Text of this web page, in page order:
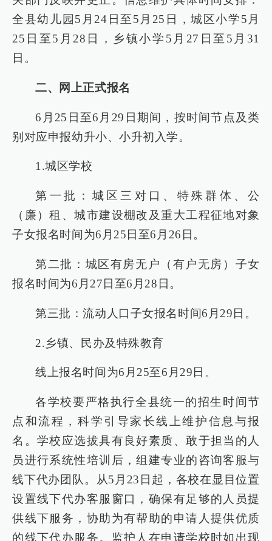
全县幼儿园5月24日至5月25日，城区小学5月
25日至5月28日，乡镇小学5月27日至5月31
日。
二、网上正式报名
6月25日至6月29日期间，按时间节点及类
别对应申报幼升小、小升初入学。
1.城区学校
第一批：城区三对口、特殊群体、公
（廉）租、城市建设棚改及重大工程征地对象
子女报名时间为6月25日至6月26日。
第二批：城区有房无户（有户无房）子女
报名时间为6月27日至6月28日。
第三批：流动人口子女报名时间6月29日。
2.乡镇、民办及特殊教育
线上报名时间为6月25至6月29日。
各学校要严格执行全县统一的招生时间节
点和流程，科学引导家长线上维护信息与报
名。学校应选拔具有良好素质、敢于担当的人
员进行系统性培训后，组建专业的咨询客服与
线下代办团队。从5月23日起，各校在显目位置
设置线下代办客服窗口，确保有足够的人员提
供线下服务，协助为有帮助的申请人提供优质
的线下代办服务。监护人在申请学校时如出现